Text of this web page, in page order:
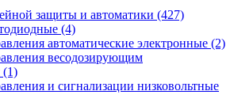
защиты и автоматики (427)
(4)
автоматические электронные (2)
весодозирующим
(1)
и сигнализации низковольтные